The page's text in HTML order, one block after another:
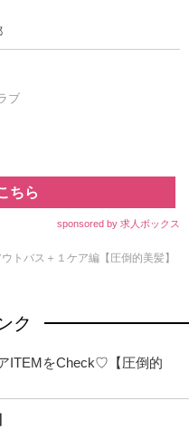
ブ
ちら
sponsored by 求人ボックス
トバス＋１ケア編【圧倒的美髪】
ク
ITEMをCheck♡【圧倒的